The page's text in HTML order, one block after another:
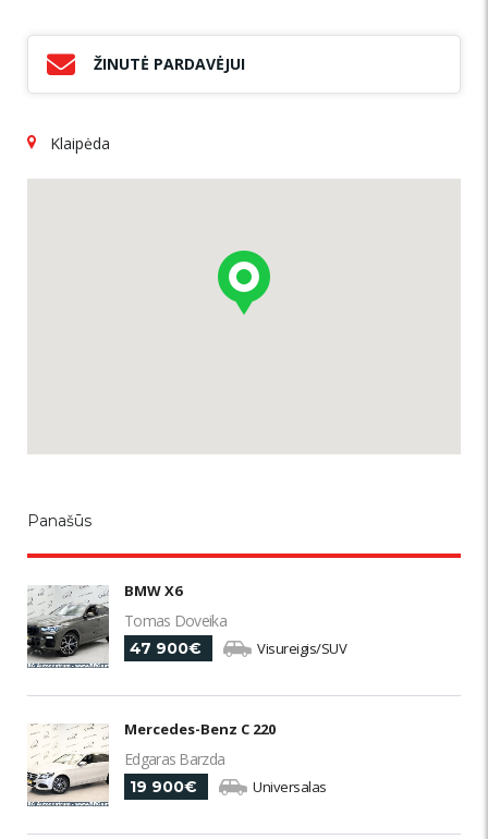
ŽINUTĖ PARDAVĖJUI
Klaipėda
Panašūs
BMW X6
Tomas Doveika
47 900€ Visureigis/SUV
Mercedes-Benz C 220
Edgaras Barzda
19 900€ Universalas